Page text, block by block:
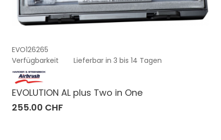
EVO126265
Verfügbarkeit
Lieferbar in 3 bis 14 Tagen
EVOLUTION AL plus Two in One
255.00 CHF